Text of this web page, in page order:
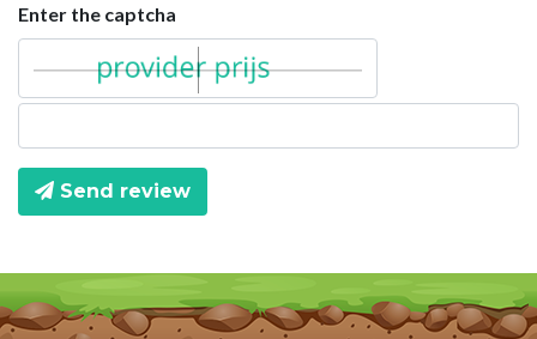
Enter the captcha
Send review